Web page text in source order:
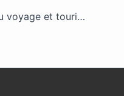
Définitions de termes du voyage et tourisme: lettres T à U